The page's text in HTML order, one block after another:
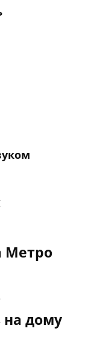
Метро
дому